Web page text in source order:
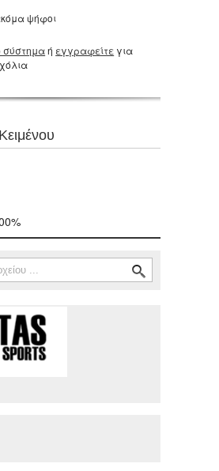
ψήφοι
σύστημαή εγγραφείτε για